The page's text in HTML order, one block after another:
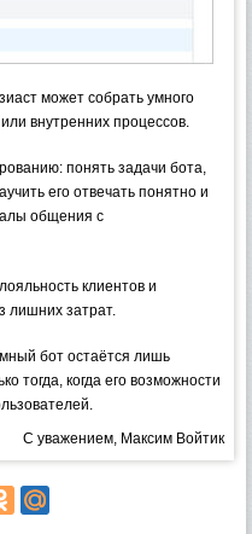
может собрать умного
внутренних процессов.
понять задачи бота,
его отвечать понятно и
общения с
клиентов и
лишних затрат.
бот остаётся лишь
тогда, когда его возможности
С уважением, Максим Войтик